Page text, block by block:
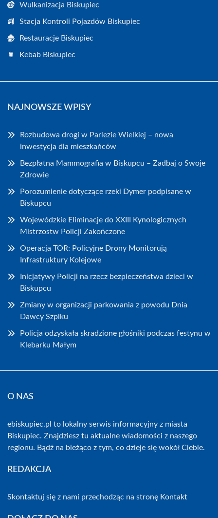
Wulkanizacja Biskupiec
Stacja Kontroli Pojazdów Biskupiec
Restauracje Biskupiec
Kebab Biskupiec
NAJNOWSZE WPISY
Rozbudowa drogi w Parlezie Wielkiej – nowa
inwestycja dla mieszkańców
Bezpłatna Mammografia w Biskupcu – Zadbaj o Swoje
Zdrowie
Porozumienie dotyczące rzeki Dymer podpisane w
Biskupcu
Wojewódzkie Eliminacje do XXIII Kynologicznych
Mistrzostw Policji Zakończone
Operacja TOR: Policyjne Drony Monitorują
Infrastruktury Kolejowe
Inicjatywy Policji na rzecz bezpieczeństwa dzieci w
Biskupcu
Zmiany w organizacji parkowania z powodu Dnia
Dawcy Szpiku
Policja odzyskała skradzione głośniki podczas festynu w
Klebarku Małym
O NAS
ebiskupiec.pl to lokalny serwis informacyjny z miasta
Biskupiec. Znajdziesz tu aktualne wiadomości z naszego
regionu. Bądź na bieżąco z tym, co dzieje się wokół Ciebie.
REDAKCJA
Skontaktuj się z nami przechodząc na stronę Kontakt